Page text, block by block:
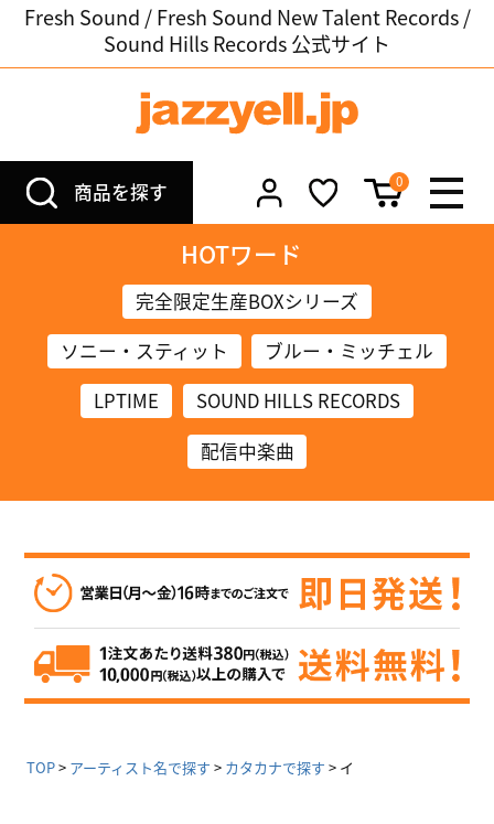
Fresh Sound / Fresh Sound New Talent Records /
Sound Hills Records 公式サイト
商品を探す 0
HOTワード
完全限定生産BOXシリーズ
ソニー・スティット
ブルー・ミッチェル
LPTIME
SOUND HILLS RECORDS
配信中楽曲
TOP アーティスト名で探す カタカナで探す イ